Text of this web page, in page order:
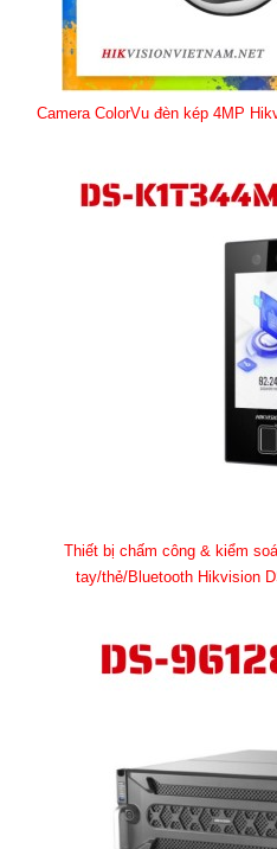
Camera ColorVu đèn kép 4MP
Thiết bị chấm công & kiểm
tay/thẻ/Bluetooth Hikvision